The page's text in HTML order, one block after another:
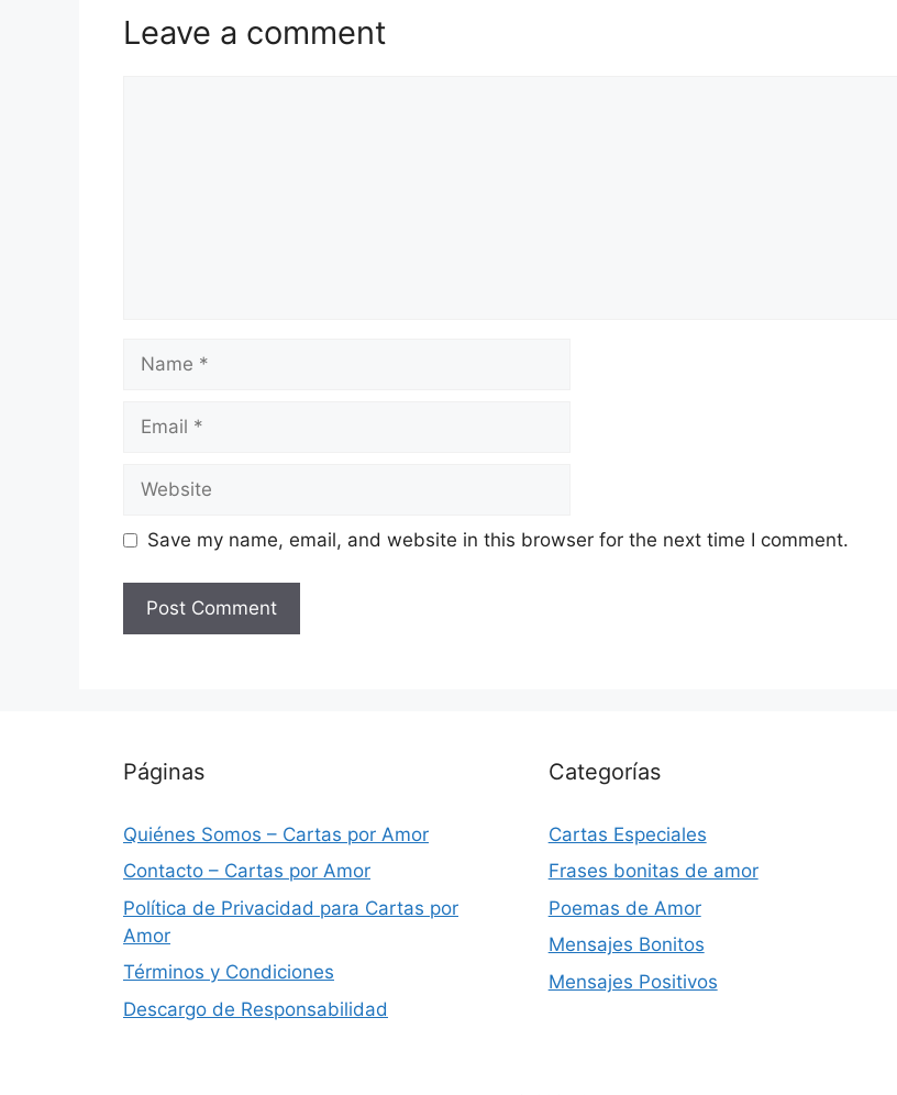
Leave a comment
Name
Email
Website
Save my name, email, and website in this browser for the next time I comment.
Páginas
Quiénes Somos – Cartas por Amor
Contacto – Cartas por Amor
Política de Privacidad para Cartas por
Amor
Términos y Condiciones
Descargo de Responsabilidad
Categorías
Cartas Especiales
Frases bonitas de amor
Poemas de Amor
Mensajes Bonitos
Mensajes Positivos